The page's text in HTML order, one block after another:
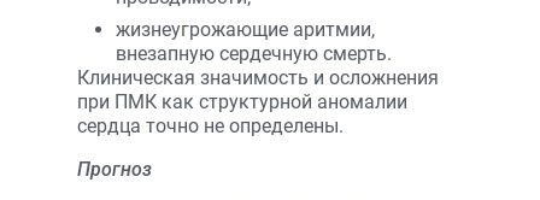
жизнеугрожающие аритмии,
внезапную сердечную смерть.
Клиническая значимость и осложнения
при ПМК как структурной аномалии
сердца точно не определены.
Прогноз